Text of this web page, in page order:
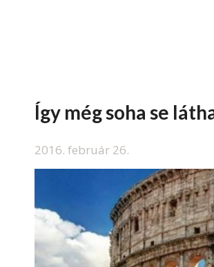
Így még soha se
2016. február 26.